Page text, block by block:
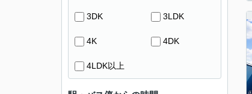
3DK 3LDK
4K 4DK
4LDK以上